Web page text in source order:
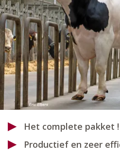
Het complete pakket !
Productief en zeer